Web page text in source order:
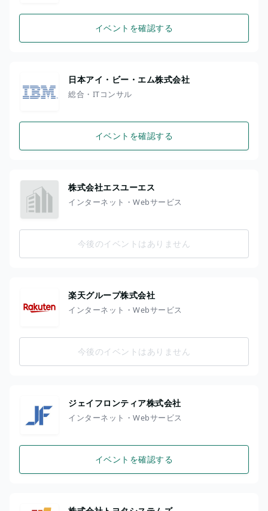
イベントを確認する
日本アイ・ビー・エム株式会社
総合・ITコンサル
イベントを確認する
株式会社エスユーエス
インターネット・Webサービス
今後のイベントはありません
楽天グループ株式会社
インターネット・Webサービス
今後のイベントはありません
ジェイフロンティア株式会社
インターネット・Webサービス
イベントを確認する